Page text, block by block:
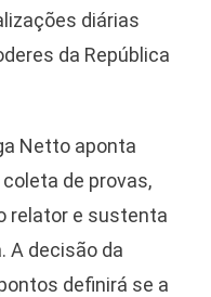
diárias
da República
Netto aponta
de provas,
relator e sustenta
A decisão da
definirá se a